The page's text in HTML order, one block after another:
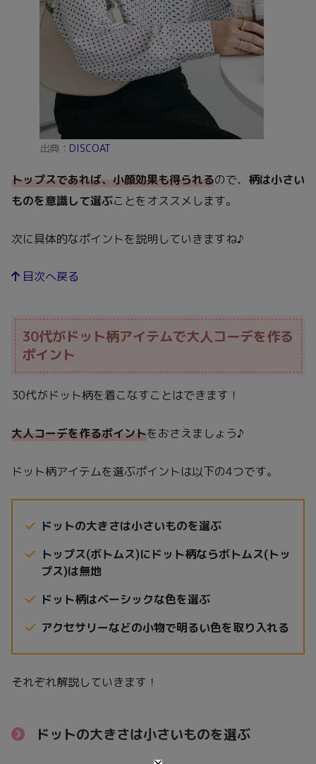
出典： DISCOAT
トップスであれば、小顔効果も得られるので、 柄は小さい
ものを意識して選ぶことをオススメします。
次に具体的なポイントを説明していきますね♪
目次へ戻る
30代がドット柄アイテムで大人コーデを作る
ポイント
30代がドット柄を着こなすことはできます！
大人コーデを作るポイントをおさえましょう♪
ドット柄アイテムを選ぶポイントは以下の4つです。
ドットの大きさは小さいものを選ぶ
トップス(ボトムス)にドット柄ならボトムス(トッ
プス)は無地
ドット柄はベーシックな色を選ぶ
アクセサリーなどの小物で明るい色を取り入れる
それぞれ解説していきます！
ドットの大きさは小さいものを選ぶ